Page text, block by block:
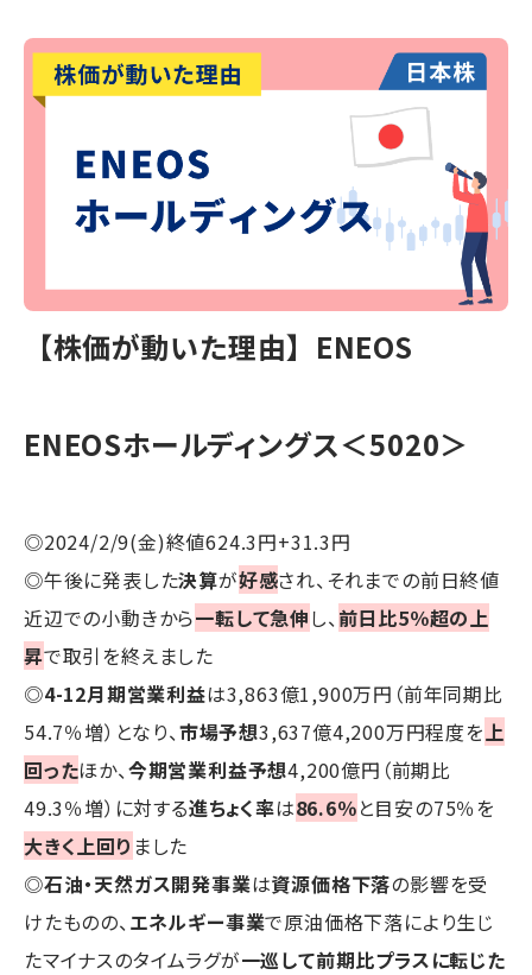
【株価が動いた理由】ENEOS
ENEOSホールディングス＜5020＞
◎2024/2/9(金)終値624.3円+31.3円
◎午後に発表した決算が好感され、それまでの前日終値
近辺での小動きから一転して急伸し、 前日比5％超の上
昇で取引を終えました
◎4-12月期営業利益は3,863億1,900万円（前年同期比
54.7％増）となり、市場予想3,637億4,200万円程度を 上
回ったほか、今期営業利益予想4,200億円（前期比
49.3％増）に対する進ちょく率は86.6％と目安の75％を
大きく上回り ました
◎石油・天然ガス開発事業は資源価格下落の影響を受
けたものの、 エネルギー事業で原油価格下落により生じ
たマイナスのタイムラグが一巡して前期比プラスに転じた